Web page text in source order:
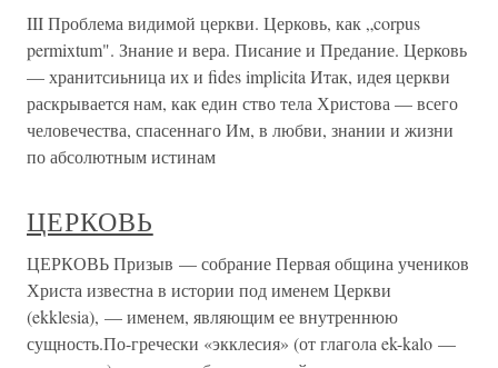
III Проблема видимой церкви. Церковь, как „corpus
permixtum". Знание и вера. Писание и Предание. Церковь
— хранитсиьница их и fides implicita Итак, идея церкви
раскрывается нам, как един ство тела Христова — всего
человечества, спасеннаго Им, в любви, знании и жизни
по абсолютным истинам
ЦЕРКОВЬ
ЦЕРКОВЬ Призыв — собрание Первая община учеников
Христа известна в истории под именем Церкви
(ekklesia), — именем, являющим ее внутреннюю
сущность.По-гречески «экклесия» (от глагола ek-kalo —